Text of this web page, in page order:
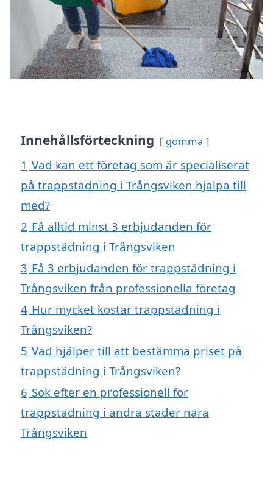
Innehållsförteckning gömma
1 Vad kan ett företag som är specialiserat
på trappstädning i Trångsviken hjälpa till
med?
2 Få alltid minst 3 erbjudanden för
trappstädning i Trångsviken
3 Få 3 erbjudanden för trappstädning i
Trångsviken från professionella företag
4 Hur mycket kostar trappstädning i
Trångsviken?
5 Vad hjälper till att bestämma priset på
trappstädning i Trångsviken?
6 Sök efter en professionell för
trappstädning i andra städer nära
Trångsviken